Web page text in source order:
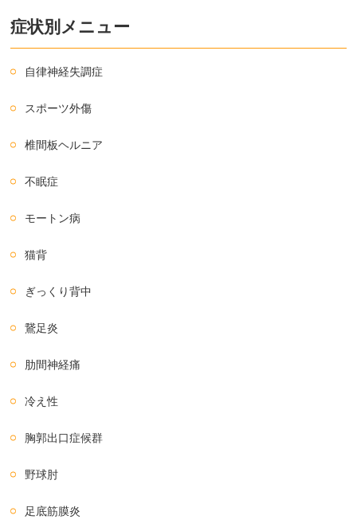
症状別メニュー
自律神経失調症
スポーツ外傷
椎間板ヘルニア
不眠症
モートン病
猫背
ぎっくり背中
鵞足炎
肋間神経痛
冷え性
胸郭出口症候群
野球肘
足底筋膜炎